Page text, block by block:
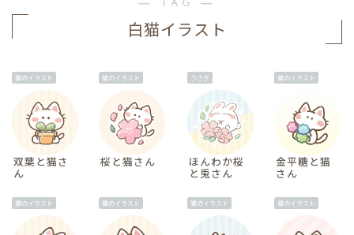
白猫イラスト
猫のイラスト
双葉と猫さ
ん
猫のイラスト
桜と猫さん
うさぎ
ほんわか桜
と兎さん
猫のイラスト
金平糖と猫
さん
猫のイラスト 猫のイラスト 猫のイラスト 猫のイラスト